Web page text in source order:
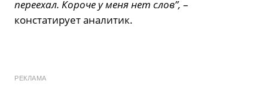
переехал. Короче у меня нет слов”, –
констатирует аналитик.
РЕКЛАМА